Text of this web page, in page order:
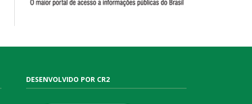
DESENVOLVIDO POR CR2